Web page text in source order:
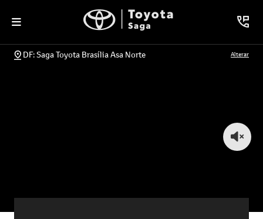
DF: Saga Toyota Brasília Asa Norte Alterar